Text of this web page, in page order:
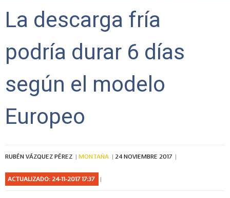
La descarga fría
podría durar 6 días
según el modelo
Europeo
RUBÉN VÁZQUEZ PÉREZ MONTAÑA 24 NOVIEMBRE 2017
ACTUALIZADO: 24-11-2017 17:37